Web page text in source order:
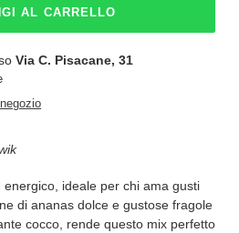
AL CARRELLO
Via C. Pisacane, 31
ideale per chi ama gusti
di ananas dolce e gustose fragole
cocco, rende questo mix perfetto